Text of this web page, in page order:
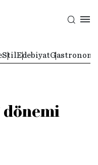
Stil EdebiyatGastronomi
dönemi